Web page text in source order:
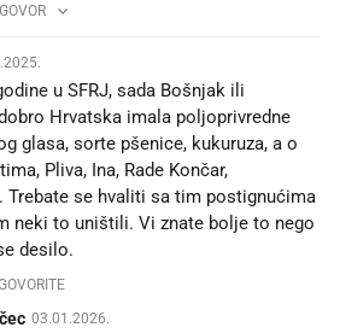
u SFRJ, sada Bošnjak ili
Hrvatska imala poljoprivredne
glasa, sorte pšenice, kukuruza, a o
Pliva, Ina, Rade Končar,
Trebate se hvaliti sa tim postignućima
neki to uništili. Vi znate bolje to nego
desilo.
03.01.2026.